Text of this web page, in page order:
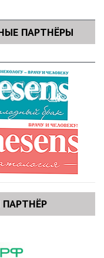
ПАРТНЁРЫ